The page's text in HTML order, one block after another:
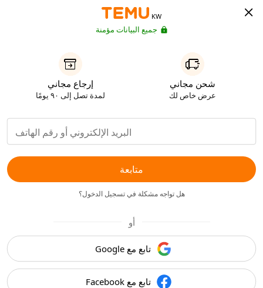
KW
جميع البيانات مؤمنة
شحن مجاني
عرض خاص لك
إرجاع مجاني
لمدة تصل إلى ٩٠ يومًا
متابعة
هل تواجه مشكلة في تسجيل الدخول؟
أو
تابع مع Google
تابع مع Facebook